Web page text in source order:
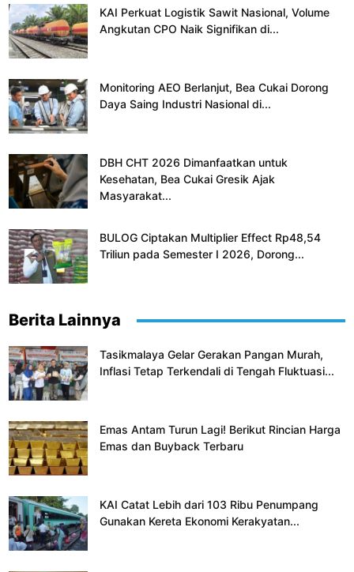
KAI Perkuat Logistik Sawit Nasional, Volume
Angkutan CPO Naik Signifikan di...
Monitoring AEO Berlanjut, Bea Cukai Dorong
Daya Saing Industri Nasional di...
DBH CHT 2026 Dimanfaatkan untuk
Kesehatan, Bea Cukai Gresik Ajak
Masyarakat...
BULOG Ciptakan Multiplier Effect Rp48,54
Triliun pada Semester I 2026, Dorong...
Berita Lainnya
Tasikmalaya Gelar Gerakan Pangan Murah,
Inflasi Tetap Terkendali di Tengah Fluktuasi...
Emas Antam Turun Lagi! Berikut Rincian Harga
Emas dan Buyback Terbaru
KAI Catat Lebih dari 103 Ribu Penumpang
Gunakan Kereta Ekonomi Kerakyatan...